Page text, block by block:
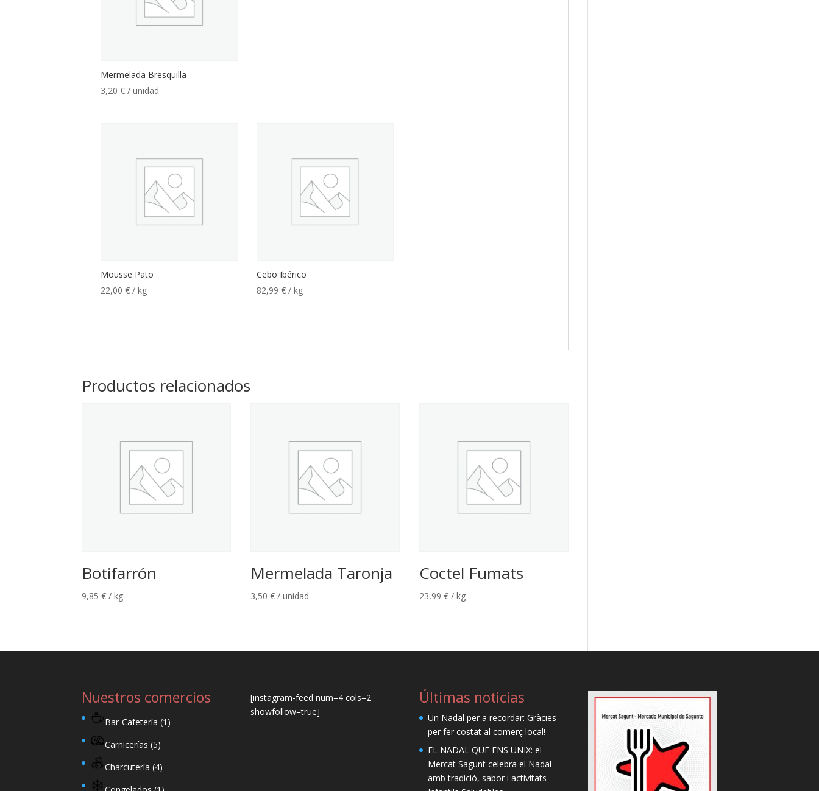
Mermelada Bresquilla
3,20€ / unidad
Mousse Pato
22,00€ / kg
Cebo Ibérico
82,99 € / kg
Productos relacionados
Botifarrón
9,85€ / kg
Mermelada Taronja
3,50€ / unidad
Coctel Fumats
23,99€ / kg
Nuestros comercios
Bar-Cafetería (1)
Carnicerías (5)
Charcutería (4)
[instagram-feed num=4 cols=2
showfollow=true]
Últimas noticias
Un Nadal per a recordar: Gràcies
per fer costat al comerç local!
EL NADAL QUE ENS UNIX: el
Mercat Sagunt celebra el Nadal
amb tradició, sabor i activitats